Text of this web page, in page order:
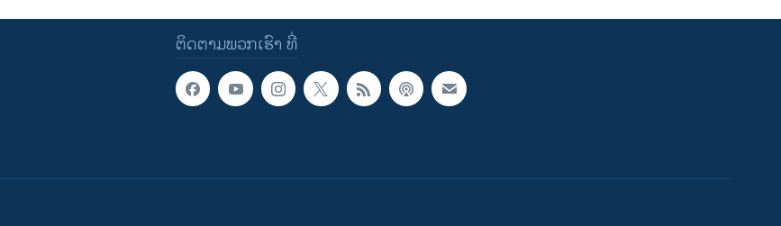
ຕິດຕາມພວກເຮົາ ທີ່